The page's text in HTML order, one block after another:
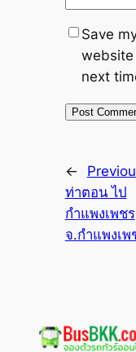
Save
next
←
ท่าตอน ไป
กำแพงเพชร
จ.กำแพงเพ